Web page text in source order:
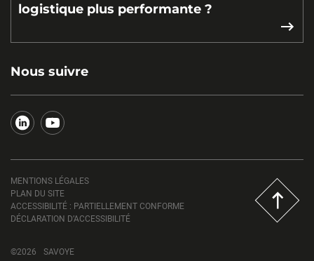
logistique plus performante ?
Nous suivre
MENTIONS LÉGALES
PLAN DU SITE
ACCESSIBILITÉ : PARTIELLEMENT CONFORME
DÉCLARATION D’ACCESSIBILITÉ
©2026 SAVOYE